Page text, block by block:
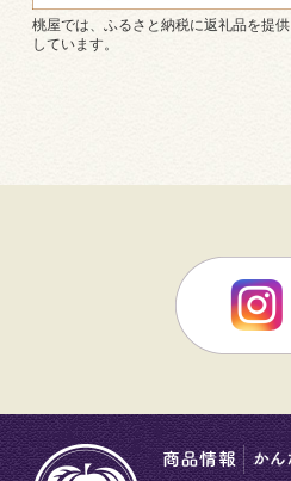
桃屋では、ふるさと納税に返礼品を提供
しています。